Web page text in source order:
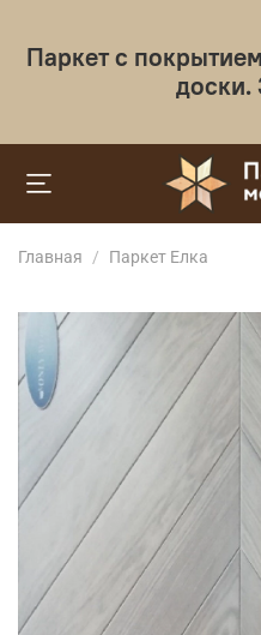
Паркет с
доски.
Главная Паркет Елка